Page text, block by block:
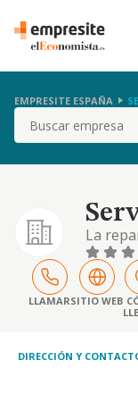
EMPRESITE ESPAÑA
Buscar
La
LLAMARSITIO WEB
DIRECCIÓN Y